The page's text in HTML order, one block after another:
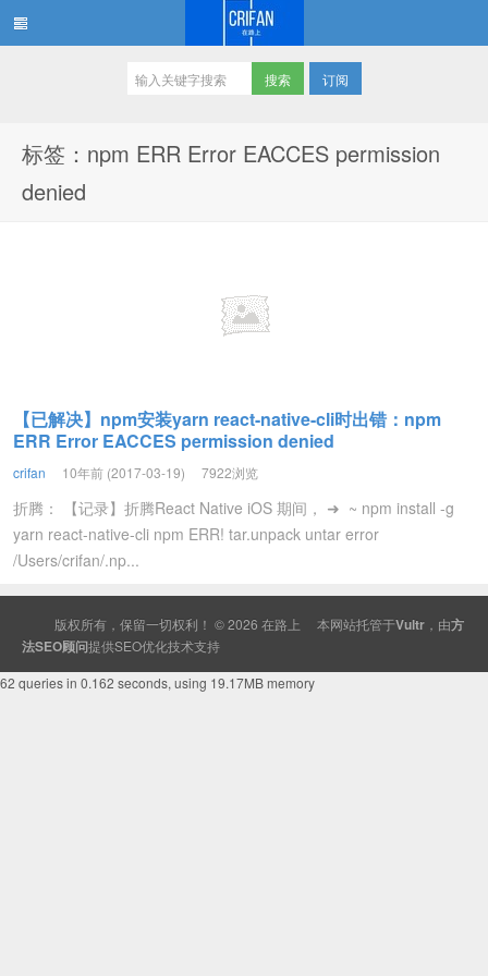
订阅
标签：npm ERR Error EACCES permission
denied
【已解决】npm安装yarn react-native-cli时出错：npm
ERR Error EACCES permission denied
crifan 10年前 (2017-03-19) 7922浏览
折腾： 【记录】折腾React Native iOS 期间， ➜ ~ npm install -g
yarn react-native-cli npm ERR! tar.unpack untar error
/Users/crifan/.np...
版权所有，保留一切权利！ © 2026 在路上 本网站托管于Vultr ，由方
法SEO顾问提供SEO优化技术支持
62 queries in 0.162 seconds, using 19.17MB memory